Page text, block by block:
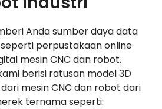
Anda sumber daya data
perpustakaan online
mesin CNC dan robot.
berisi ratusan model 3D
mesin CNC dan robot dari
ternama seperti: